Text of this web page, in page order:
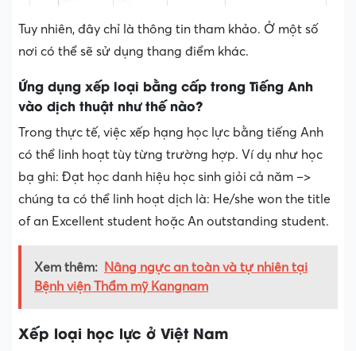
Tuy nhiên, đây chỉ là thông tin tham khảo. Ở một số
nơi có thể sẽ sử dụng thang điểm khác.
Ứng dụng xếp loại bằng cấp trong Tiếng Anh
vào dịch thuật như thế nào?
Trong thực tế, việc xếp hạng học lực bằng tiếng Anh
có thể linh hoạt tùy từng trường hợp. Ví dụ như học
bạ ghi: Đạt học danh hiệu học sinh giỏi cả năm –>
chúng ta có thể linh hoạt dịch là: He/she won the title
of an Excellent student hoặc An outstanding student.
Xem thêm:
Nâng ngực an toàn và tự nhiên tại
Bệnh viện Thẩm mỹ Kangnam
Xếp loại học lực ở Việt Nam